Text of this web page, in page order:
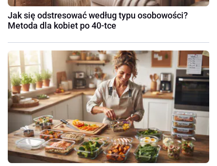
Jak się odstresować według typu osobowości?
Metoda dla kobiet po 40-tce